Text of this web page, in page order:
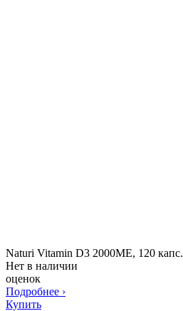
Naturi Vitamin D3 2000ME, 120 капс.
Нет в наличии
оценок
Подробнее ›
Купить